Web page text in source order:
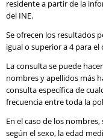
residente a partir de la
del INE.
Se ofrecen los resultados
igual o superior a 4 para
La consulta se puede
nombres y apellidos más
consulta específica de
frecuencia entre toda la
En el caso de los
según el sexo, la edad